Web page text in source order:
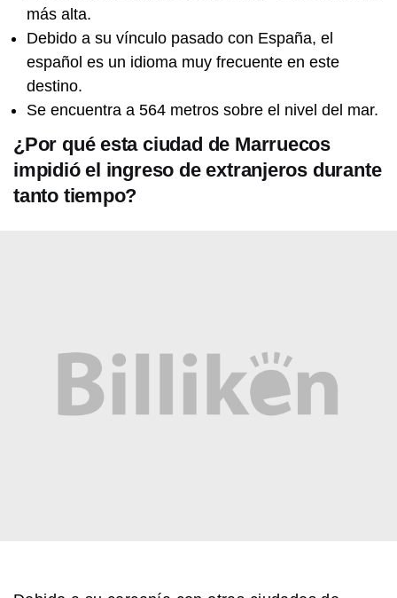
más alta.
Debido a su vínculo pasado con España, el
español es un idioma muy frecuente en este
destino.
Se encuentra a 564 metros sobre el nivel del mar.
¿Por qué esta ciudad de Marruecos
impidió el ingreso de extranjeros durante
tanto tiempo?
Bólido en Buenos Aires: ué fue la bola
de fuego que cruzó el cielo de la
La historia de la picada argentina y
sus sabores inmigrantes
obra de arte que se vendió por 6
millones de dólares